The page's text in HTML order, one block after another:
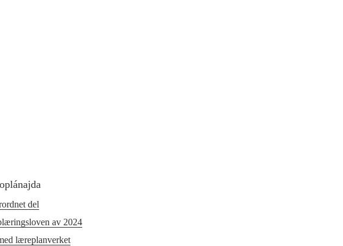
del
av 2024
læreplanverket